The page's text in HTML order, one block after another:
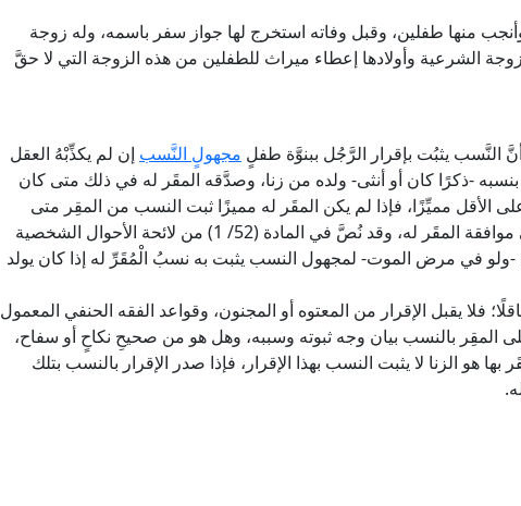
منها طفلين، وقبل وفاته استخرج لها جواز سفر باسمه، وله زوجة
الشرعية وأولادها إعطاء ميراث للطفلين من هذه الزوجة التي لا حقَّ
يثبُت بإقرار الرَّجُل ببنوَّة طفلٍ مجهولٍ النَّسب إن لم يكذِّبْهُ العقل
بنسبه -ذكرًا كان أو أنثى- ولده من زنا، وصدَّقه المقَر له في ذلك متى كان
الأقل مميِّزًا، فإذا لم يكن المقَر له مميزًا ثبت النسب من المقِر متى
استوفيت تلك الشروط دون التوقف على موافقة المقَر له، وقد نُصَّ في المادة (52/ 1) من لائحة الأحوال الشخصية
-ولو في مرض الموت- لمجهول النسب يثبت به نسبُ الْمُقَرِّ له إذا كان يولد
فلا يقبل الإقرار من المعتوه أو المجنون، وقواعد الفقه الحنفي المعمول
بالنسب بيان وجه ثبوته وسببه، وهل هو من صحيحِ نكاحٍ أو سفاح،
هو الزنا لا يثبت النسب بهذا الإقرار، فإذا صدر الإقرار بالنسب بتلك